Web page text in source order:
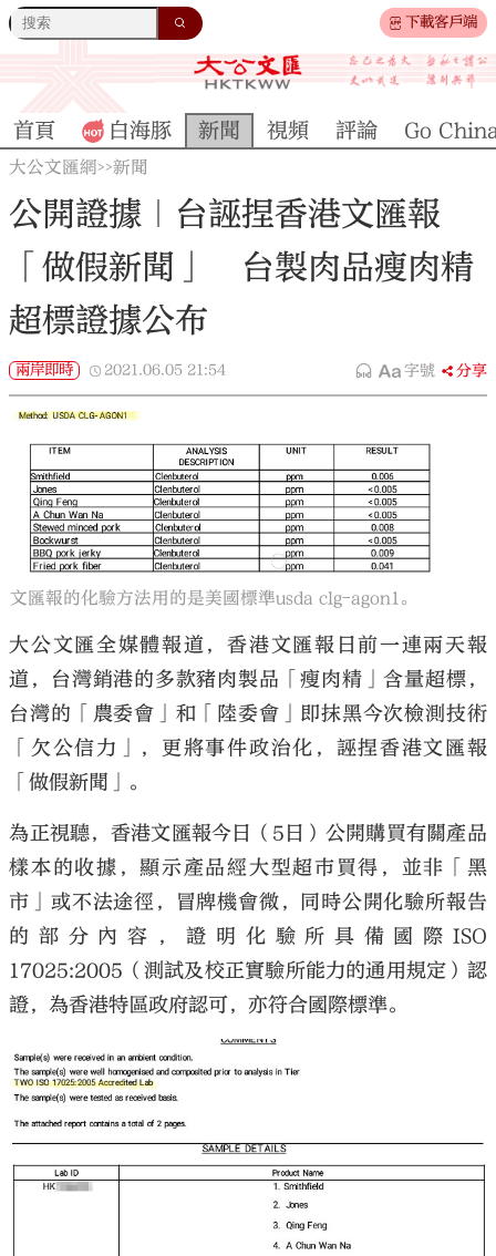
下載客戶端
大公文匯
首頁 白海豚 新聞 視頻 評論 Go
大公文匯網>>新聞
公開證據｜台誣捏香港文匯報
「做假新聞」 台製肉品瘦肉精
超標證據公布
兩岸即時 2021.06.05 21:54 字號 分享
文匯報的化驗方法用的是美國標準usda clg-agon1。
大公文匯全媒體報道，香港文匯報日前一連兩天報
道，台灣銷港的多款豬肉製品「瘦肉精」含量超標，
台灣的「農委會」和「陸委會」即抹黑今次檢測技術
「欠公信力」，更將事件政治化，誣捏香港文匯報
「做假新聞」。
為正視聽，香港文匯報今日（5日）公開購買有關產品
樣本的收據，顯示產品經大型超巿買得，並非「黑
市」或不法途徑，冒牌機會微，同時公開化驗所報告
的部分內容，證明化驗所具備國際ISO
17025:2005（測試及校正實驗所能力的通用規定）認
證，為香港特區政府認可，亦符合國際標準。